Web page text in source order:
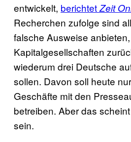
entwickelt, berichtetZeit
Recherchen zufolge sind
falsche Ausweise
Kapitalgesellschaften
wiederum drei Deutsche
sollen. Davon soll heute
Geschäfte mit den
betreiben. Aber das
sein.